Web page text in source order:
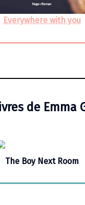
Everywhere with you
de Emma
The Boy Next Room